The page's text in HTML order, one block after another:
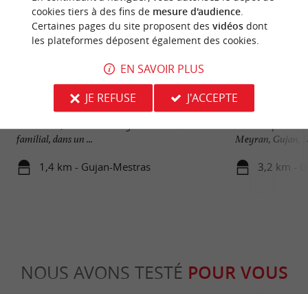
Lac de la Magdeleine
Sur la commune de Gujan-Mestras, dans le Bassin
familial, dans un ...
1,4 km - Gujan-Mestras
Port de Gujan
La commune qui
Meyran, Gujan,
3,2 km -
NOUS AVONS TESTÉ POUR VOUS
cookies tiers à des fins de mesure d'audience.
Certaines pages du site proposent des vidéosdont
les plateformes déposent également des cookies.
EN SAVOIR PLUS
JE REFUSE
J'ACCEPTE